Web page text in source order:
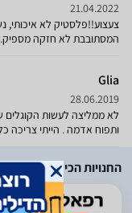
21.04.2022
צעצוע!!פלסטיק לא איכותי,
Glia
28.06.2019
לא ממליצה לעשות
ותפוח אדמה . הייתי צריכה
החנויות הכי זולות